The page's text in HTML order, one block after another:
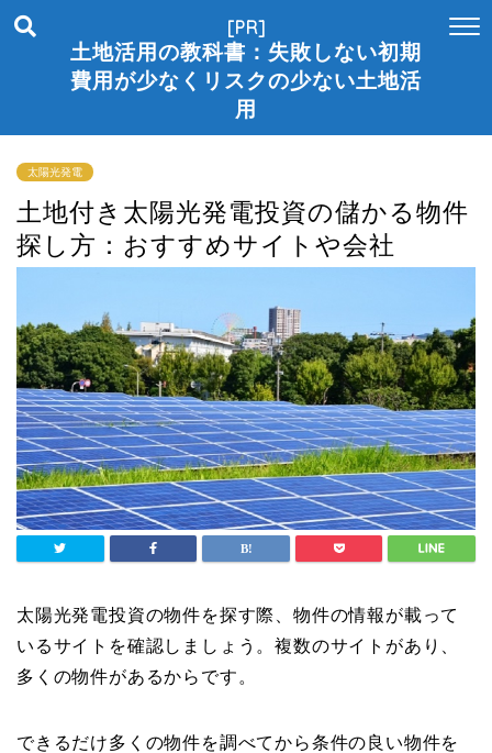
[PR]
土地活用の教科書：失敗しない初期
費用が少なくリスクの少ない土地活
用
太陽光発電
土地付き太陽光発電投資の儲かる物件
探し方：おすすめサイトや会社
太陽光発電投資の物件を探す際、物件の情報が載って
いるサイトを確認しましょう。複数のサイトがあり、
多くの物件があるからです。
できるだけ多くの物件を調べてから条件の良い物件を